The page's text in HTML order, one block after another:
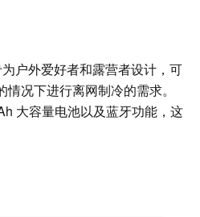
户外爱好者和露营者设计，可
况下进行离网制冷的需求。
大容量电池以及蓝牙功能，这